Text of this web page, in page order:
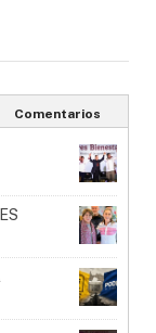
Comentarios